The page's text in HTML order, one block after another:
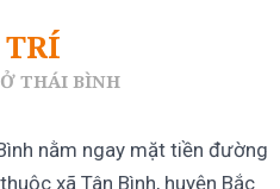
THÁI BÌNH
nằm ngay mặt tiền đường
xã Tân Bình, huyện Bắc